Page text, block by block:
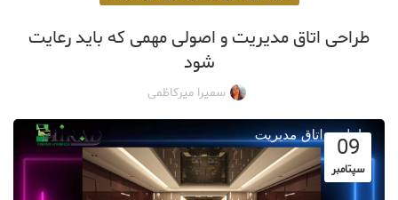
طراحی اتاق مدیریت و اصولی مهمی که باید رعایت
شود
سمیرا میرکاظمی
09
سپتامبر